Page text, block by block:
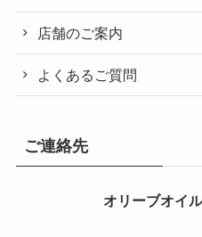
店舗のご案内
よくあるご質問
ご連絡先
オリーブオイ